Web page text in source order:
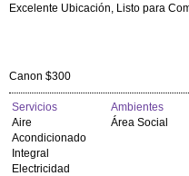
Excelente Ubicación, Listo para
Canon $300
Servicios
Aire
Acondicionado
Integral
Electricidad
Ambientes
Área Social